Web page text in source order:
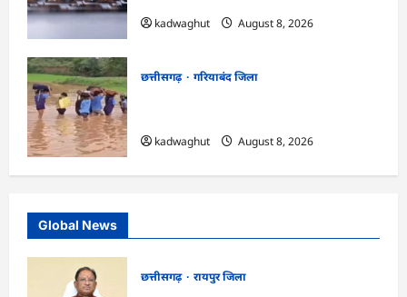
kadwaghut
August 8, 2026
छत्तीसगढ़
गरियाबंद जिला
kadwaghut
August 8, 2026
Global News
छत्तीसगढ़
रायपुर जिला